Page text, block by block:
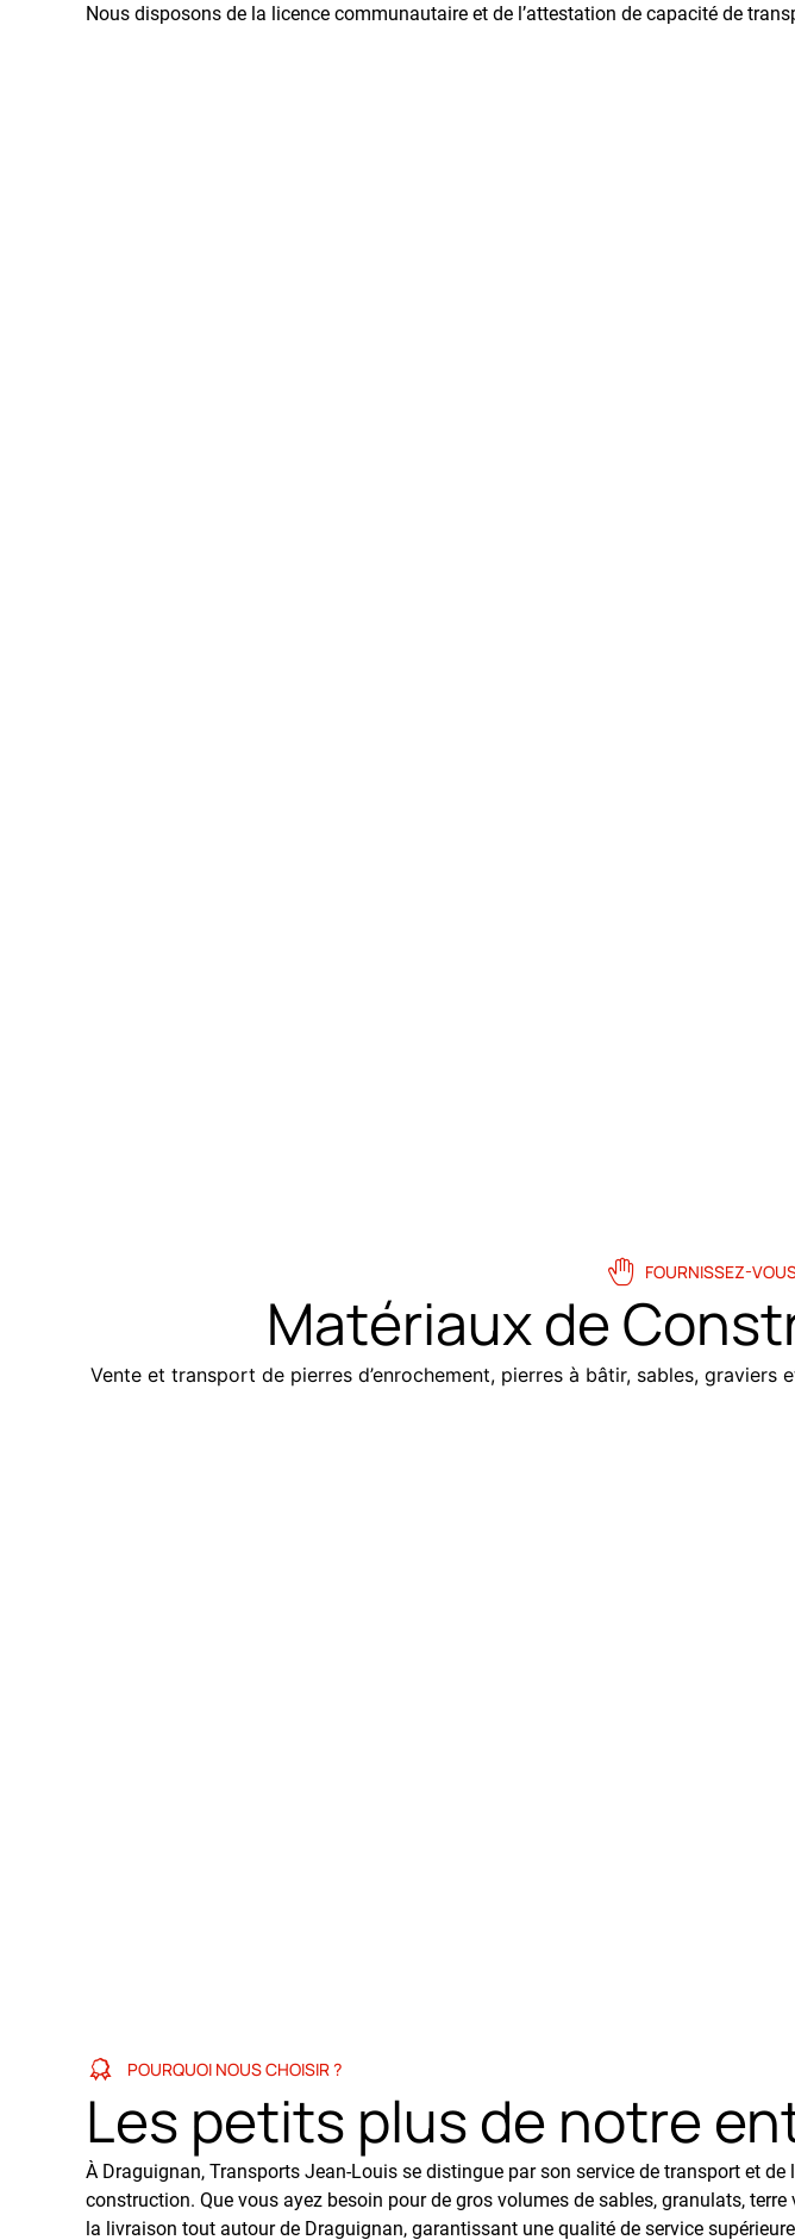
Nous disposons de la licence communautaire et de l’attestation de capacité de
FOURNISSEZ-
Matériaux de
Vente et transport de pierres d’enrochement, pierres à bâtir, sables,
POURQUOI NOUS CHOISIR ?
Les petits plus de notre
À Draguignan, Transports Jean-Louis se distingue par son service de transport et
construction. Que vous ayez besoin pour de gros volumes de sables, granulats,
la livraison tout autour de Draguignan, garantissant une qualité de service